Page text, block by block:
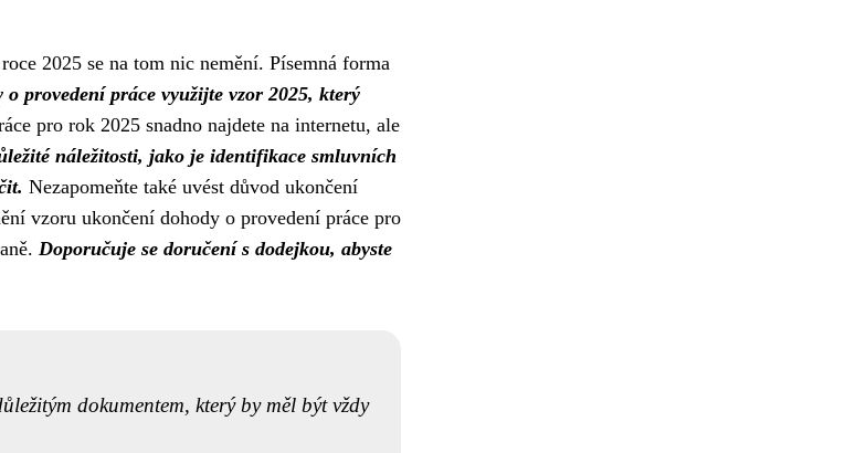
2025 se na tom nic nemění. Písemná forma
provedení práce využijte vzor 2025, který
pro rok 2025 snadno najdete na internetu, ale
náležitosti, jako je identifikace smluvních
Nezapomeňte také uvést důvod ukončení
vzoru ukončení dohody o provedení práce pro
Doporučuje se doručení s dodejkou, abyste
dokumentem, který by měl být vždy